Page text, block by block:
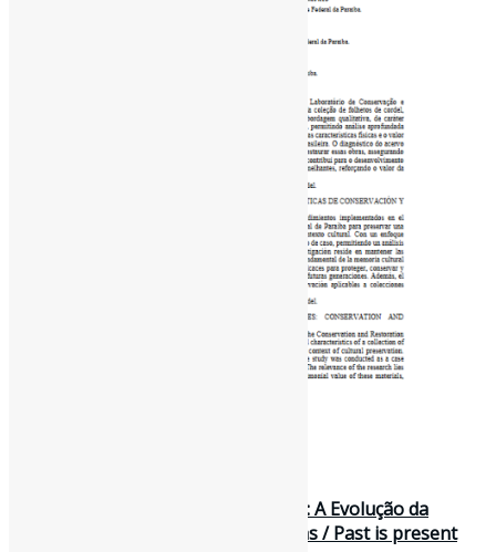
História da Conservação da História: A Evolução da
Conservação do Papel em Bibliotecas / Past is present